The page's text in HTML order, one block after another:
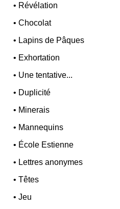
• Révélation
•Chocolat
• Lapins de Pâques
• Exhortation
• Une tentative...
• Duplicité
• Minerais
• Mannequins
• École Estienne
• Lettres anonymes
•Têtes
•Jeu